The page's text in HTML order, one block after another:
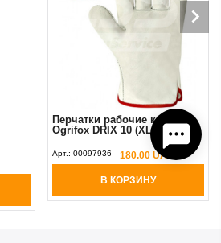
Перчатки рабочие кожаные
Ogrifox DRIX 10 (XL)
Арт.: 00097936 180.00 UAH
В КОРЗИНУ